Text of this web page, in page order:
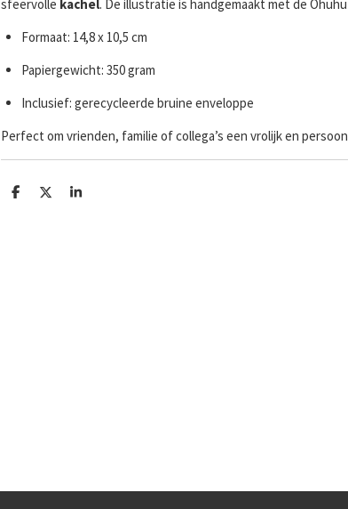
sfeervolle kachel. De illustratie is handgemaakt met de
Formaat: 14,8 x 10,5 cm
Papiergewicht: 350 gram
Inclusief: gerecycleerde bruine enveloppe
Perfect om vrienden, familie of collega’s een vrolijk en
D
D
S